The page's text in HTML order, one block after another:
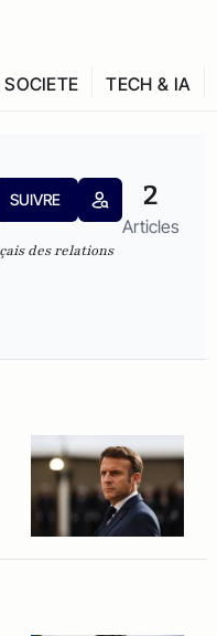
SOCIETE TECH & IA
SUIVRE 2
Articles
des relations